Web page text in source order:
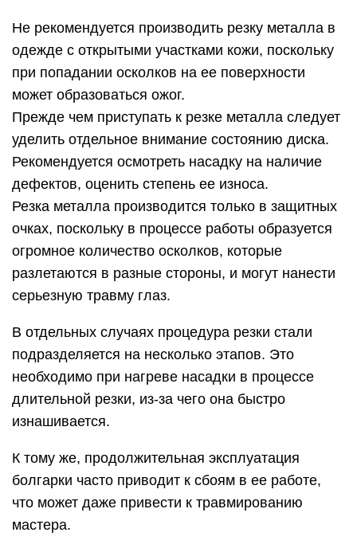
Не рекомендуется производить резку металла в
одежде с открытыми участками кожи, поскольку
при попадании осколков на ее поверхности
может образоваться ожог.
Прежде чем приступать к резке металла следует
уделить отдельное внимание состоянию диска.
Рекомендуется осмотреть насадку на наличие
дефектов, оценить степень ее износа.
Резка металла производится только в защитных
очках, поскольку в процессе работы образуется
огромное количество осколков, которые
разлетаются в разные стороны, и могут нанести
серьезную травму глаз.
В отдельных случаях процедура резки стали
подразделяется на несколько этапов. Это
необходимо при нагреве насадки в процессе
длительной резки, из-за чего она быстро
изнашивается.
К тому же, продолжительная эксплуатация
болгарки часто приводит к сбоям в ее работе,
что может даже привести к травмированию
мастера.